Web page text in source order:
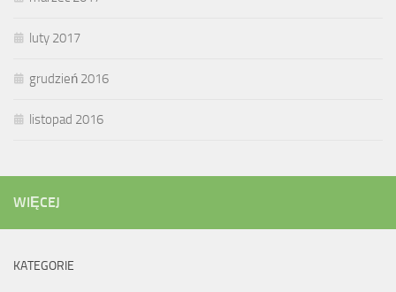
luty 2017
grudzień 2016
listopad 2016
WIĘCEJ
KATEGORIE